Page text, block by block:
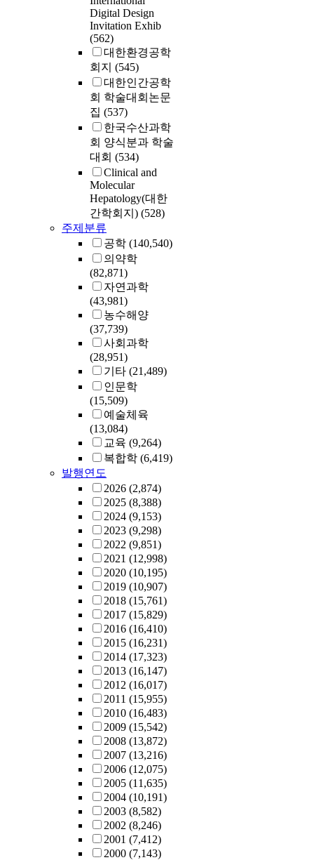
Digital Design
Invitation Exhib
(562)
대한환경공학
회지 (545)
대한인간공학
회 학술대회논문
집 (537)
한국수산과학
회 양식분과 학술
대회 (534)
Clinical and
Molecular
Hepatology(대한
간학회지) (528)
주제분류
공학 (140,540)
의약학
(82,871)
자연과학
(43,981)
농수해양
(37,739)
사회과학
(28,951)
기타 (21,489)
인문학
(15,509)
예술체육
(13,084)
교육 (9,264)
복합학 (6,419)
발행연도
2026 (2,874)
2025 (8,388)
2024 (9,153)
2023 (9,298)
2022 (9,851)
2021 (12,998)
2020 (10,195)
2019 (10,907)
2018 (15,761)
2017 (15,829)
2016 (16,410)
2015 (16,231)
2014 (17,323)
2013 (16,147)
2012 (16,017)
2011 (15,955)
2010 (16,483)
2009 (15,542)
2008 (13,872)
2007 (13,216)
2006 (12,075)
2005 (11,635)
2004 (10,191)
2003 (8,582)
2002 (8,246)
2001 (7,412)
2000 (7,143)